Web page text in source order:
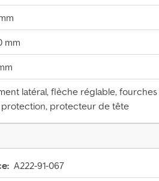
mm
latéral, flèche réglable,
protection, protecteur de tête
A222-91-067